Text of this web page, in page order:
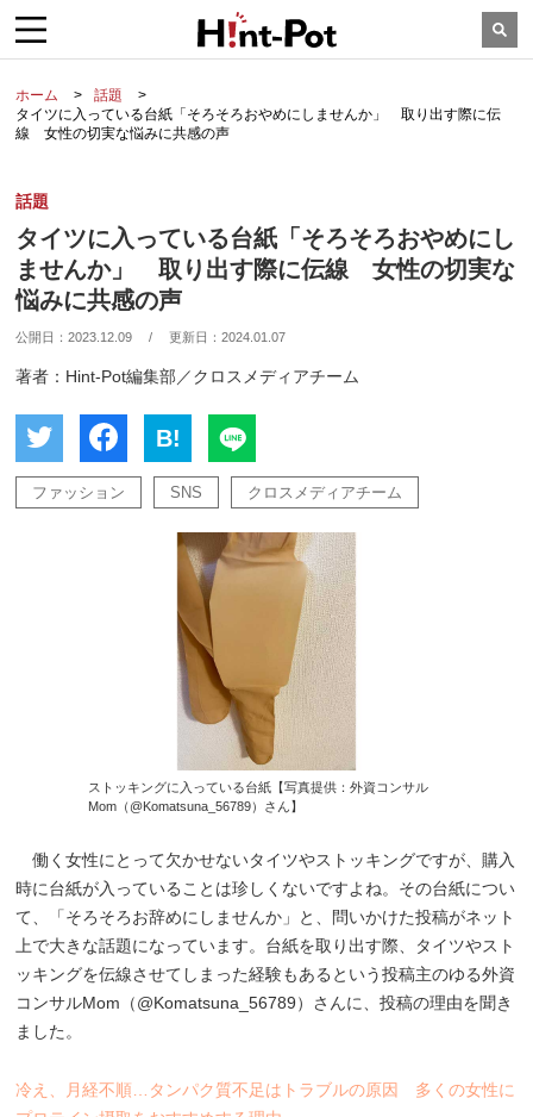
ホーム
話題
タイツに入っている台紙「そろそろおやめにしませんか」 取り出す際に伝
線 女性の切実な悩みに共感の声
話題
タイツに入っている台紙「そろそろおやめにし
ませんか」 取り出す際に伝線 女性の切実な
悩みに共感の声
公開日：2023.12.09 / 更新日：2024.01.07
著者：Hint-Pot編集部／クロスメディアチーム
B!
ファッション SNS クロスメディアチーム
ストッキングに入っている台紙【写真提供：外資コンサル
Mom（@Komatsuna_56789）さん】
働く女性にとって欠かせないタイツやストッキングですが、購入
時に台紙が入っていることは珍しくないですよね。その台紙につい
て、「そろそろお辞めにしませんか」と、問いかけた投稿がネット
上で大きな話題になっています。台紙を取り出す際、タイツやスト
ッキングを伝線させてしまった経験もあるという投稿主のゆる外資
コンサルMom（@Komatsuna_56789）さんに、投稿の理由を聞き
ました。
冷え、月経不順…タンパク質不足はトラブルの原因 多くの女性に